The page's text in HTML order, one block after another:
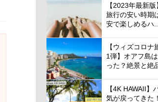
【2023年最新
旅行の安い時期
安で楽しめるハ...
【ウィズコロナ
1弾】オアフ島
った？絶景と絶
【4K HAWAII】
気が戻ってきた